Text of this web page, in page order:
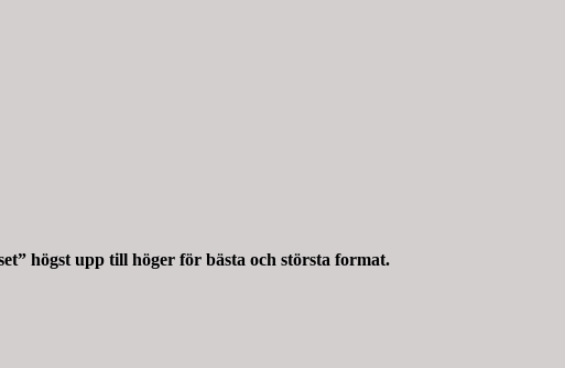
högst upp till höger för bästa och största format.